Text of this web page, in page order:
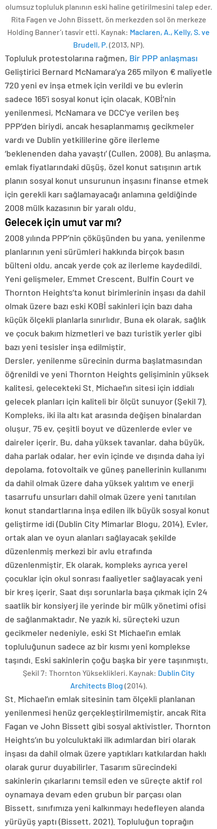
olumsuz topluluk planının eski haline getirilmesini talep eder.
Rita Fagen ve John Bissett, ön merkezden sol ön merkeze
Holding Banner’ı tasvir etti. Kaynak: Maclaren, A., Kelly, S. ve
Brudell, P. (2013, NP).
Topluluk protestolarına rağmen, Bir PPP anlaşması
Geliştirici Bernard McNamara’ya 265 milyon € maliyetle
720 yeni ev inşa etmek için verildi ve bu evlerin
sadece 165’i sosyal konut için olacak. KOBİ’nin
yenilenmesi, McNamara ve DCC’ye verilen beş
PPP’den biriydi, ancak hesaplanmamış gecikmeler
vardı ve Dublin yetkililerine göre ilerleme
‘beklenenden daha yavaştı’ (Cullen, 2008). Bu anlaşma,
emlak fiyatlarındaki düşüş, özel konut satışının artık
planın sosyal konut unsurunun inşasını finanse etmek
için gerekli karı sağlamayacağı anlamına geldiğinde
2008 mülk kazasının bir yaralı oldu.
Gelecek için umut var mı?
2008 yılında PPP’nin çöküşünden bu yana, yenilenme
planlarının yeni sürümleri hakkında birçok basın
bülteni oldu, ancak yerde çok az ilerleme kaydedildi.
Yeni gelişmeler, Emmet Crescent, Bulfin Court ve
Thornton Heights’ta konut birimlerinin inşası da dahil
olmak üzere bazı eski KOBİ sakinleri için bazı daha
küçük ölçekli planlarla sınırlıdır. Buna ek olarak, sağlık
ve çocuk bakım hizmetleri ve bazı turistik yerler gibi
bazı yeni tesisler inşa edilmiştir.
Dersler, yenilenme sürecinin durma başlatmasından
öğrenildi ve yeni Thornton Heights gelişiminin yüksek
kalitesi, gelecekteki St. Michael’ın sitesi için iddialı
gelecek planları için kaliteli bir ölçüt sunuyor (Şekil 7).
Kompleks, iki ila altı kat arasında değişen binalardan
oluşur. 75 ev, çeşitli boyut ve düzenlerde evler ve
daireler içerir. Bu, daha yüksek tavanlar, daha büyük,
daha parlak odalar, her evin içinde ve dışında daha iyi
depolama, fotovoltaik ve güneş panellerinin kullanımı
da dahil olmak üzere daha yüksek yalıtım ve enerji
tasarrufu unsurları dahil olmak üzere yeni tanıtılan
konut standartlarına inşa edilen ilk büyük sosyal konut
geliştirme idi (Dublin City Mimarlar Blogu, 2014). Evler,
ortak alan ve oyun alanları sağlayacak şekilde
düzenlenmiş merkezi bir avlu etrafında
düzenlenmiştir. Ek olarak, kompleks ayrıca yerel
çocuklar için okul sonrası faaliyetler sağlayacak yeni
bir kreş içerir. Saat dışı sorunlarla başa çıkmak için 24
saatlik bir konsiyerj ile yerinde bir mülk yönetimi ofisi
de sağlanmaktadır. Ne yazık ki, süreçteki uzun
gecikmeler nedeniyle, eski St Michael’ın emlak
topluluğunun sadece az bir kısmı yeni komplekse
taşındı. Eski sakinlerin çoğu başka bir yere taşınmıştı.
Şekil 7: Thornton Yükseklikleri. Kaynak: Dublin City
Architects Blog (2014).
St. Michael’ın emlak sitesinin tam ölçekli planlanan
yenilenmesi henüz gerçekleştirilmemiştir, ancak Rita
Fagan ve John Bissett gibi sosyal aktivistler, Thornton
Heights’ın bu yolculuktaki ilk adımlardan biri olarak
inşası da dahil olmak üzere yaptıkları katkılardan haklı
olarak gurur duyabilirler. Tasarım sürecindeki
sakinlerin çıkarlarını temsil eden ve süreçte aktif rol
oynamaya devam eden grubun bir parçası olan
Bissett, sınıfımıza yeni kalkınmayı hedefleyen alanda
yürüyüş yaptı (Bissett, 2021). Topluluğun toprağın